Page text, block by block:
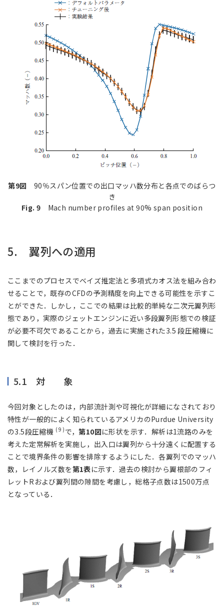
第9図 90％スパン位置での出口マッハ数分布と各点でのばらつ
き
Fig. 9 Mach number profiles at 90% span position
5. 翼列への適用
ここまでのプロセスでベイズ推定法と多項式カオス法を組み合わ
せることで，既存のCFDの予測精度を向上できる可能性を示すこ
とができた．しかし，ここでの結果は比較的単純な二次元翼列形
態であり，実際のジェットエンジンに近い多段翼列形態での検証
が必要不可欠であることから，過去に実施された3.5 段圧縮機に
関して検討を行った．
5.1 対 象
今回対象としたのは，内部流計測や可視化が詳細になされており
特性が一般的によく知られているアメリカのPurdue University
の3.5段圧縮機 ( 9 ) で，第10図に形状を示す．解析は1流路のみを
考えた定常解析を実施し，出入口は翼列から十分遠くに配置する
ことで境界条件の影響を排除するようにした．各翼列でのマッハ
数，レイノルズ数を第1表に示す．過去の検討から翼根部のフィ
レットRおよび翼列間の隙間を考慮し，総格子点数は1500万点
となっている．